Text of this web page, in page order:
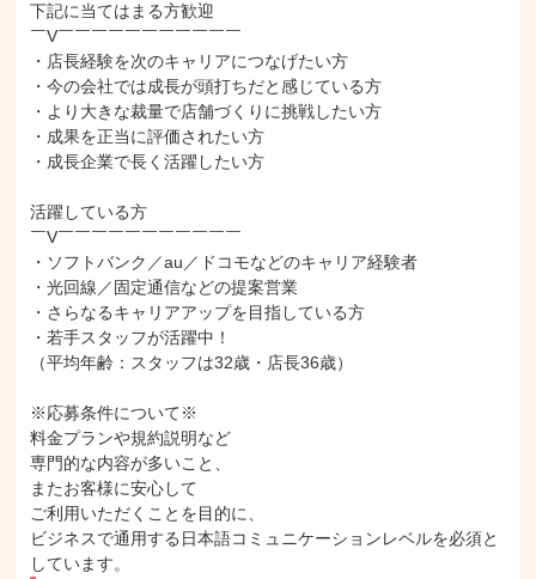
下記に当てはまる方歓迎
￣V￣￣￣￣￣￣￣￣￣￣￣
・店長経験を次のキャリアにつなげたい方
・今の会社では成長が頭打ちだと感じている方
・より大きな裁量で店舗づくりに挑戦したい方
・成果を正当に評価されたい方
・成長企業で長く活躍したい方
活躍している方
￣V￣￣￣￣￣￣￣￣￣￣￣
・ソフトバンク／au／ドコモなどのキャリア経験者
・光回線／固定通信などの提案営業
・さらなるキャリアアップを目指している方
・若手スタッフが活躍中！
（平均年齢：スタッフは32歳・店長36歳）
※応募条件について※
料金プランや規約説明など
専門的な内容が多いこと、
またお客様に安心して
ご利用いただくことを目的に、
ビジネスで通用する日本語コミュニケーションレベルを必須と
しています。